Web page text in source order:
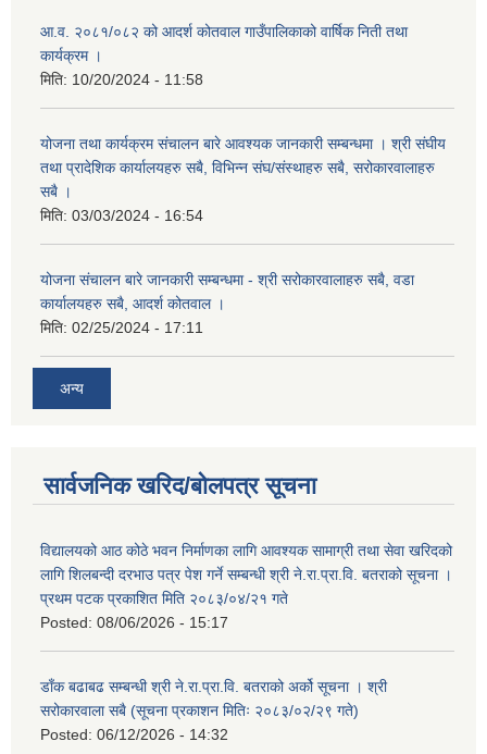
आ.व. २०८१/०८२ को आदर्श कोतवाल गाउँपालिकाको वार्षिक निती तथा
कार्यक्रम ।
मिति: 10/20/2024 - 11:58
योजना तथा कार्यक्रम संचालन बारे आवश्यक जानकारी सम्बन्धमा । श्री संघीय
तथा प्रादेशिक कार्यालयहरु सबै, विभिन्‍न संघ/संस्थाहरु सबै, सरोकारवालाहरु
सबै ।
मिति: 03/03/2024 - 16:54
योजना संचालन बारे जानकारी सम्बन्धमा - श्री सरोकारवालाहरु सबै, वडा
कार्यालयहरु सबै, आदर्श कोतवाल ।
मिति: 02/25/2024 - 17:11
अन्य
सार्वजनिक खरिद/बोलपत्र सूचना
विद्यालयको आठ कोठे भवन निर्माणका लागि आवश्यक सामाग्री तथा सेवा खरिदको
लागि शिलबन्दी दरभाउ पत्र पेश गर्ने सम्बन्धी श्री ने.रा.प्रा.वि. बतराको सूचना ।
प्रथम पटक प्रकाशित मिति २०८३/०४/२१ गते
Posted: 08/06/2026 - 15:17
डाँक बढाबढ सम्बन्धी श्री ने.रा.प्रा.वि. बतराको अर्को सूचना । श्री
सरोकारवाला सबै (सूचना प्रकाशन मितिः २०८३/०२/२९ गते)
Posted: 06/12/2026 - 14:32